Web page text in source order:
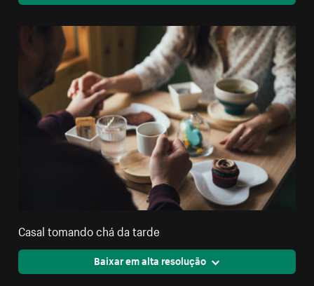
Casal tomando chá da tarde
Baixar em alta resolução